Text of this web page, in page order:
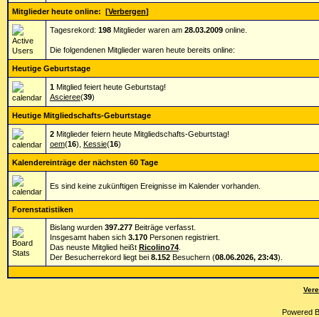
Mitglieder heute online: [Verbergen]
Tagesrekord: 198Mitglieder waren am 28.03.2009online.
Die folgendenen Mitglieder waren heute bereits online:
Heutige Geburtstage
1Mitglied feiert heute Geburtstag!
Ascieree(39)
Heutige Mitgliedschafts-Geburtstage
2Mitglieder feiern heute Mitgliedschafts-Geburtstag!
oem(16), Kessie(16)
Kalendereinträge der nächsten 60 Tage
Es sind keine zukünftigen Ereignisse im Kalender vorhanden.
Forenstatistiken
Bislang wurden 397.277Beiträge verfasst.
Insgesamt haben sich 3.170Personen registriert.
Das neuste Mitglied heißt Ricolino74.
Der Besucherrekord liegt bei 8.152Besuchern (08.06.2026, 23:43).
Powered